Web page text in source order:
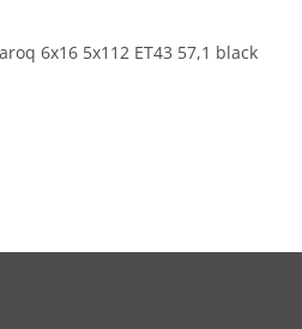
6x16 5x112 ET43 57,1 black